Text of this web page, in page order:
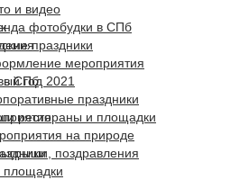
и видео
фотобудки в СПб
праздники
мероприятия
год 2021
праздники
рестораны и площадки
на природе
поздравления
в СПб